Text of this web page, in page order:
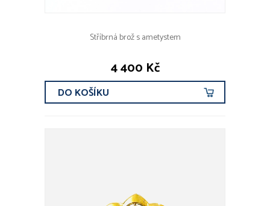
Stříbrná brož s ametystem
4 400 Kč
DO KOŠÍKU